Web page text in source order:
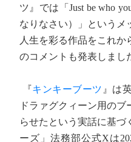
ツ』では「Just be who
なりなさい）」というメ
人生を彩る作品をこれか
のコメントも発表しまし
『キンキーブーツ 』は
ドラァグクィーン用の
らせたという実話に基づ
ーズ」法務部公式Xは